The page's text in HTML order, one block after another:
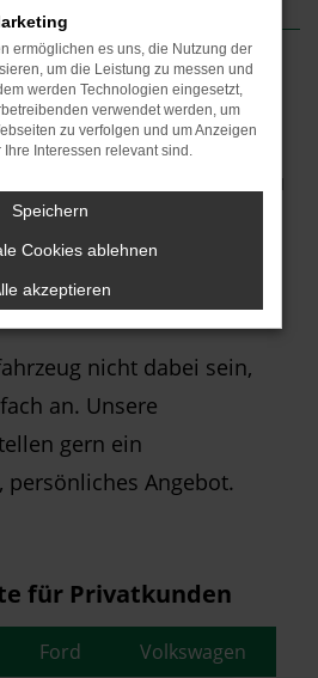
bei MOTHOR
Angebote? Beim
THORMANN findest du
für die Marken
Nutzfahrzeuge, Škoda,
nicht dabei sein,
an. Unsere
gern ein
persönliches Angebot.
für Privatkunden
Ford
Volkswagen
ermöglichen es uns, die Nutzung der
um die Leistung zu messen und
werden Technologien eingesetzt,
verwendet werden, um
zu verfolgen und um Anzeigen
Interessen relevant sind.
Speichern
Cookies ablehnen
akzeptieren